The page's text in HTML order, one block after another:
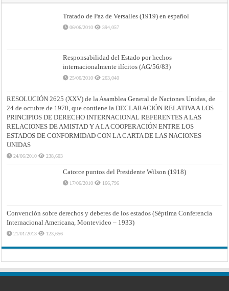
Tratado de Paz de Versalles (1919) en español
06/06/2010 394,057
Responsabilidad del Estado por hechos
internacionalmente ilícitos (AG/56/83)
25/06/2010 263,040
RESOLUCIÓN 2625 (XXV) de la Asamblea General de Naciones Unidas, de
24 de octubre de 1970, que contiene la DECLARACIÓN RELATIVA A LOS
PRINCIPIOS DE DERECHO INTERNACIONAL REFERENTES A LAS
RELACIONES DE AMISTAD Y A LA COOPERACIÓN ENTRE LOS
ESTADOS DE CONFORMIDAD CON LA CARTA DE LAS NACIONES
UNIDAS
24/06/2010 238,603
Catorce puntos del Presidente Wilson (1918)
17/06/2010 166,796
Convención sobre derechos y deberes de los estados (Séptima Conferencia
Internacional Americana, Montevideo – 1933)
21/01/2013 123,656